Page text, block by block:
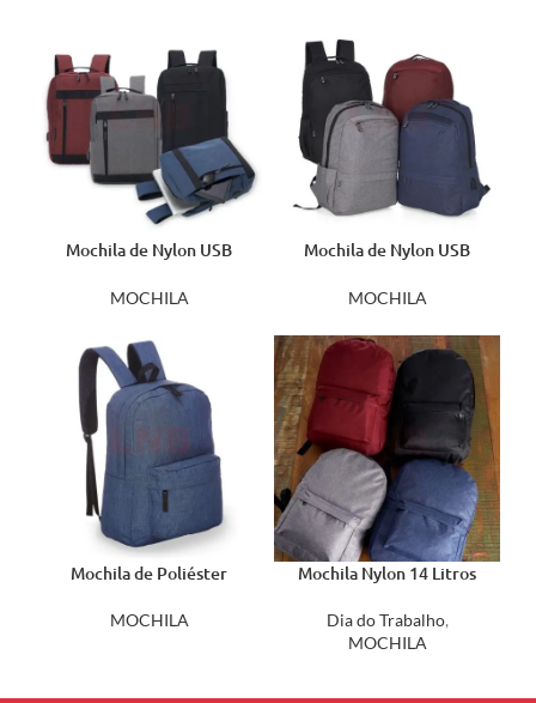
Mochila de Nylon USB
MOCHILA
Mochila de Nylon USB
MOCHILA
Mochila de Poliéster
MOCHILA
Mochila Nylon 14 Litros
Dia do Trabalho,
MOCHILA